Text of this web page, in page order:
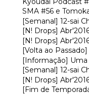
SMA #56 e
[Semanal] 12-sai
[N! Drops]
[N! Drops]
[Volta ao
[Informação] Uma
[Semanal] 12-sai
[N! Drops]
[Fim de